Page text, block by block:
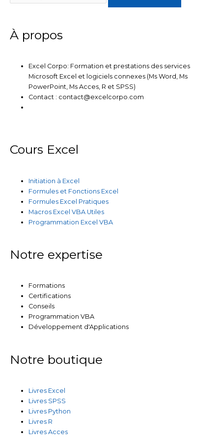
i
r
o
e
r
À propos
Excel Corpo: Formation et prestations des services
Microsoft Excel et logiciels connexes (Ms Word, Ms
PowerPoint, Ms Acces, R et SPSS)
Contact : contact@excelcorpo.com
Cours Excel
Initiation à Excel
Formules et Fonctions Excel
Formules Excel Pratiques
Macros Excel VBA Utiles
Programmation Excel VBA
Notre expertise
Formations
Certifications
Conseils
Programmation VBA
Développement d'Applications
Notre boutique
Livres Excel
Livres SPSS
Livres Python
Livres R
Livres Acces